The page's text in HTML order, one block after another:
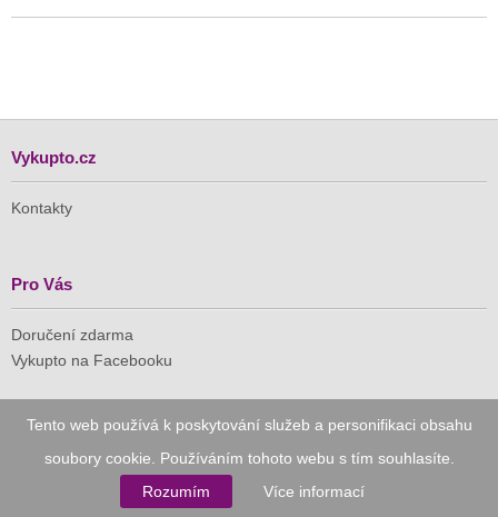
Tento web používá k poskytování služeb a personifikaci obsahu
soubory cookie. Používáním tohoto webu s tím souhlasíte.
Rozumím
Více informací
Vykupto.cz
Kontakty
Pro Vás
Doručení zdarma
Vykupto na Facebooku
Naše společnost je členem Asociace pro elektronickou
komerci (APEK)